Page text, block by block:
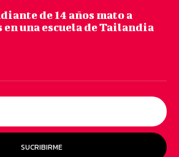
de 14 años mato a
en una escuela de Tailandia
SUCRIBIRME